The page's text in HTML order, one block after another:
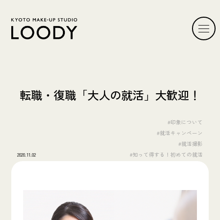
転職・復職「大人の就活」大歓迎！
2020.11.02
#印象について
#就活キャンペーン
#就活撮影
#知って得する！初めての就活